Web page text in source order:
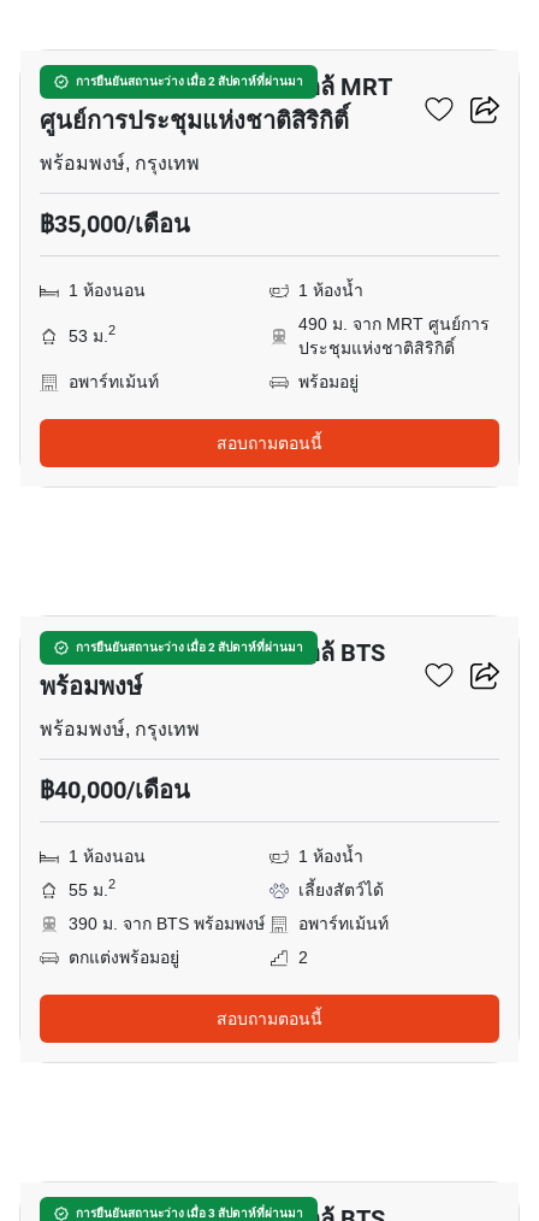
การยืนยันสถานะว่าง เมื่อ 2 สัปดาห์ที่ผ่านมา
อพาร์ทเมนต์ 1-ห้องนอน ใกล้ MRT
ศูนย์การประชุมแห่งชาติสิริกิติ์
พร้อมพงษ์, กรุงเทพ
฿35,000/เดือน
1 ห้องนอน 1 ห้องน้ำ
53 ม.2
490 ม. จาก MRT ศูนย์การ
ประชุมแห่งชาติสิริกิติ์
อพาร์ทเม้นท์
พร้อมอยู่
สอบถามตอนนี้
การยืนยันสถานะว่าง เมื่อ 2 สัปดาห์ที่ผ่านมา
อพาร์ทเมนต์ 1-ห้องนอน ใกล้ BTS
พร้อมพงษ์
พร้อมพงษ์, กรุงเทพ
฿40,000/เดือน
1 ห้องนอน
1 ห้องน้ำ
55 ม.2
เลี้ยงสัตว์ได้
390 ม. จาก BTS พร้อมพงษ์
อพาร์ทเม้นท์
ตกแต่งพร้อมอยู่
2
สอบถามตอนนี้
การยืนยันสถานะว่าง เมื่อ 3 สัปดาห์ที่ผ่านมา